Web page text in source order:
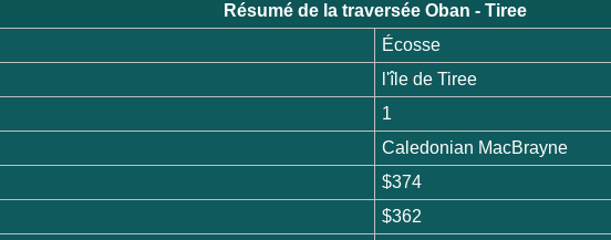
Résumé de la traversée Oban - Tiree
Écosse
l'île de Tiree
1
Caledonian MacBrayne
$374
$362